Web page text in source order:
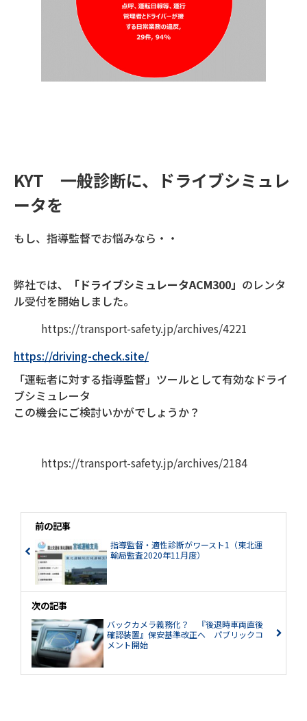
KYT 一般診断に、
ドライブシミュレ
ータを
もし、指導監督でお悩みなら・・
弊社では、 「ドライブシミュレータACM300」 のレンタ
ル受付を開始しました。
https://transport-safety.jp/archives/4221
https://driving-check.site/
「運転者に対する指導監督」ツールとして有効なドライ
ブシミュレータ
この機会にご検討いかがでしょうか？
https://transport-safety.jp/archives/2184
前の記事
指導監督・適性診断がワースト1（東北運
輸局監査2020年11月度）
次の記事
バックカメラ義務化？ 『後退時車両直後
確認装置』保安基準改正へ パブリックコ
メント開始